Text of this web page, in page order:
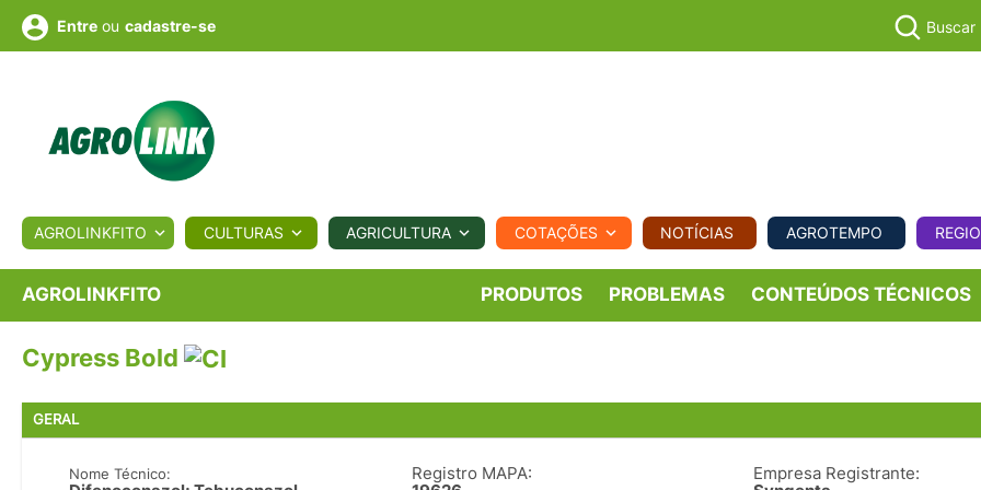
BIOLÓGICOS COTAÇÕES NOTÍCIAS AGROTEMPO REGIONAL COMERCIAL AGROVIAGENS
Conversor Colunistas
Entre ou cadastre-se Buscar
AGROLINKFITO CULTURAS AGRICULTURA COTAÇÕES NOTÍCIAS AGROTEMPO
AGROLINKFITO PRODUTOS PROBLEMAS CONTEÚDOS TÉCNICOS
Cypress Bold
GERAL
Nome Técnico:
Registro MAPA:
Empresa Registrante: